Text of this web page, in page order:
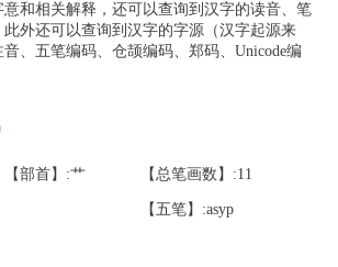
和相关解释，还可以查询到汉字的读音、笔
外还可以查询到汉字的字源（汉字起源来
、五笔编码、仓颉编码、郑码、Unicode编
【部首】:艹 【总笔画数】:11
【五笔】:asyp